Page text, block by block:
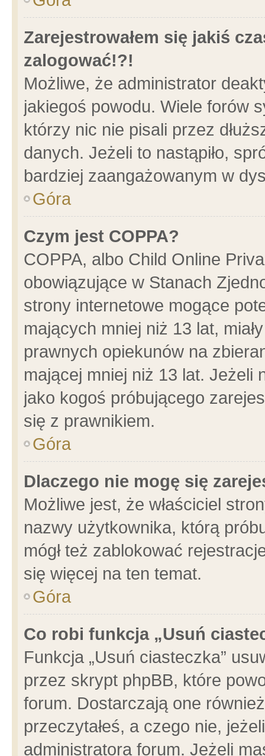
Zarejestrowałem się jakiś
zalogować!?!
Możliwe, że administrator
jakiegoś powodu. Wiele forów
którzy nic nie pisali przez
danych. Jeżeli to nastąpiło,
bardziej zaangażowanym w
Góra
Czym jest COPPA?
COPPA, albo Child Online
obowiązujące w Stanach
strony internetowe mogące
mających mniej niż 13 lat,
prawnych opiekunów na
mającej mniej niż 13 lat. Jeżeli
jako kogoś próbującego
się z prawnikiem.
Góra
Dlaczego nie mogę się
Możliwe jest, że właściciel
nazwy użytkownika, którą
mógł też zablokować
się więcej na ten temat.
Góra
Co robi funkcja „Usuń
Funkcja „Usuń ciasteczka”
przez skrypt phpBB, które
forum. Dostarczają one
przeczytałeś, a czego nie,
administratora forum. Jeżeli